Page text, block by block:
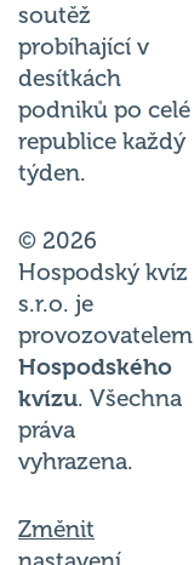
soutěž
probíhající v
desítkách
podniků po celé
republice každý
týden.
© 2026
Hospodský kvíz
s.r.o. je
provozovatelem
Hospodského
kvízu. Všechna
práva
vyhrazena.
Změnit